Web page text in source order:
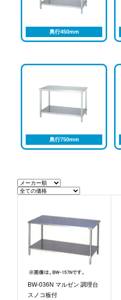
奥行450mm
奥行750mm
BW-036N マルゼン 調理台
スノコ板付